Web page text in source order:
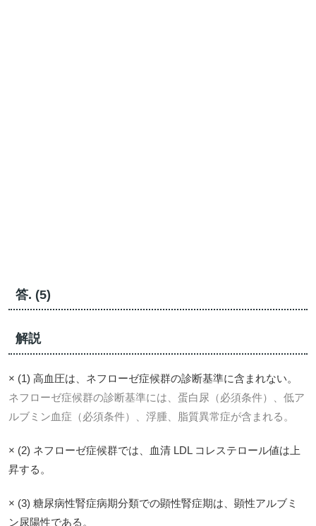
答. (5)
解説
× (1) 高血圧は、ネフローゼ症候群の診断基準に含まれない。
ネフローゼ症候群の診断基準には、蛋白尿（必須条件）、低ア
ルブミン血症（必須条件）、浮腫、脂質異常症が含まれる。
× (2) ネフローゼ症候群では、血清 LDL コレステロール値は上
昇する。
× (3) 糖尿病性腎症病期分類での顕性腎症期は、顕性アルブミ
ン尿陽性である。